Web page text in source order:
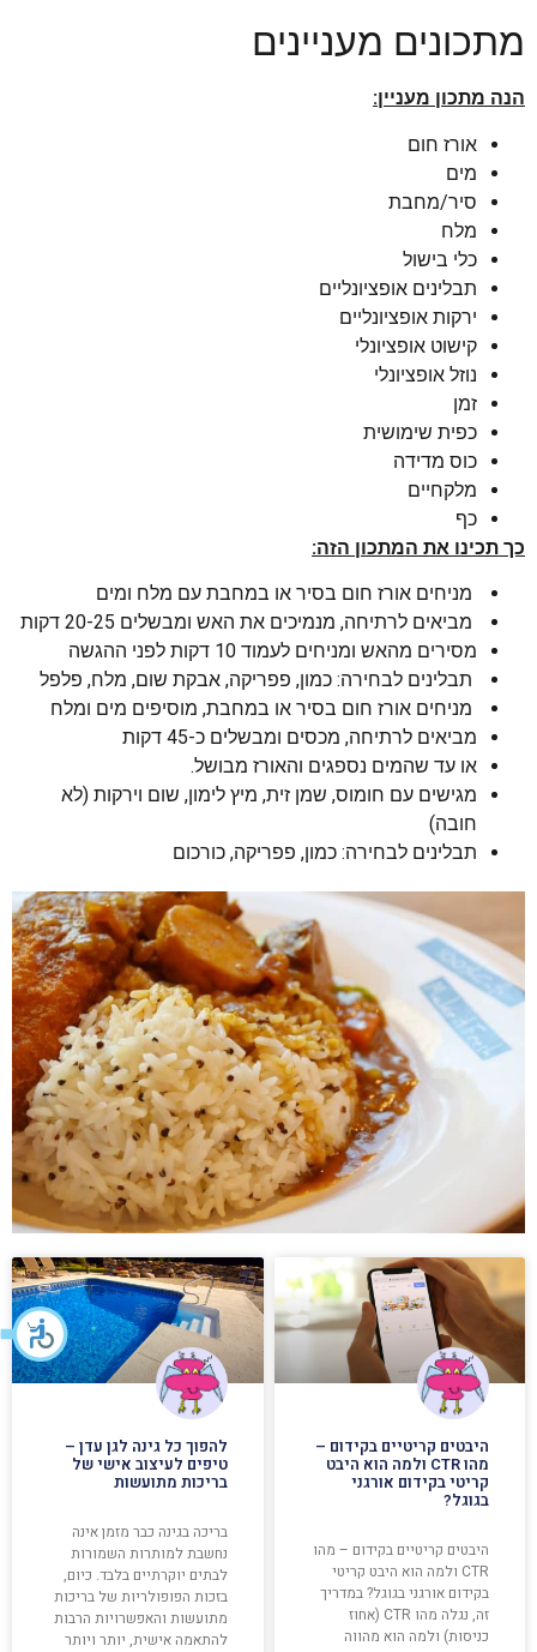
מתכונים מעניינים
הנה מתכון מעניין:
אורז חום
מים
סיר/מחבת
מלח
כלי בישול
תבלינים אופציונליים
ירקות אופציונליים
קישוט אופציונלי
נוזל אופציונלי
זמן
כפית שימושית
כוס מדידה
מלקחיים
כף
כך תכינו את המתכון הזה:
מניחים אורז חום בסיר או במחבת עם מלח ומים
מביאים לרתיחה, מנמיכים את האש ומבשלים 20-25 דקות
מסירים מהאש ומניחים לעמוד 10 דקות לפני ההגשה
תבלינים לבחירה: כמון, פפריקה, אבקת שום, מלח, פלפל
מניחים אורז חום בסיר או במחבת, מוסיפים מים ומלח
מביאים לרתיחה, מכסים ומבשלים כ-45 דקות
או עד שהמים נספגים והאורז מבושל.
מגישים עם חומוס, שמן זית, מיץ לימון, שום וירקות (לא
חובה)
תבלינים לבחירה: כמון, פפריקה, כורכום
היבטים קריטיים בקידום –
מהו CTR ולמה הוא היבט
קריטי בקידום אורגני
בגוגל?
היבטים קריטיים בקידום – מהו
CTR ולמה הוא היבט קריטי
בקידום אורגני בגוגל? במדריך
זה, נגלה מהו CTR (אחוז
כניסות) ולמה הוא מהווה
להפוך כל גינה לגן עדן –
טיפים לעיצוב אישי של
בריכות מתועשות
בריכה בגינה כבר מזמן אינה
נחשבת למותרות השמורות
לבתים יוקרתיים בלבד. כיום,
בזכות הפופולריות של בריכות
מתועשות והאפשרויות הרבות
להתאמה אישית, יותר ויותר